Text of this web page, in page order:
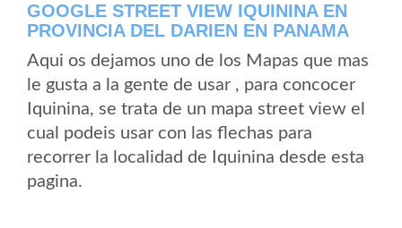
GOOGLE STREET VIEW IQUININA EN
PROVINCIA DEL DARIEN EN PANAMA
Aqui os dejamos uno de los Mapas que mas
le gusta a la gente de usar , para concocer
Iquinina, se trata de un mapa street view el
cual podeis usar con las flechas para
recorrer la localidad de Iquinina desde esta
pagina.